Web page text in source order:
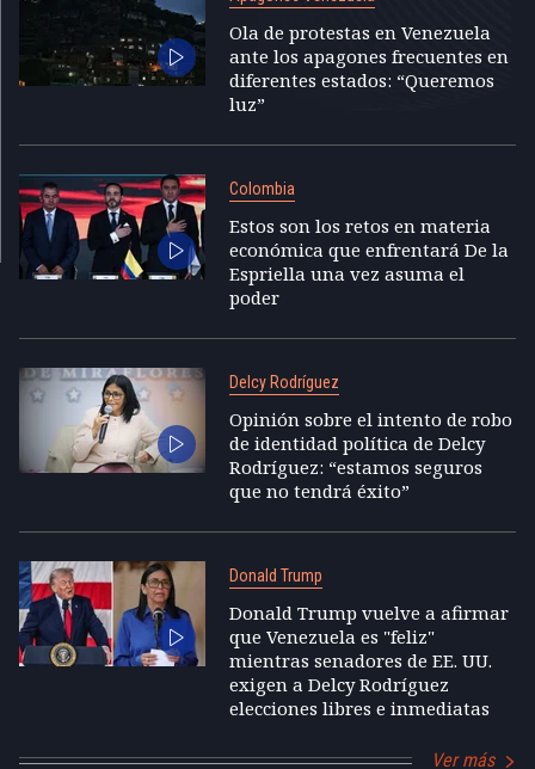
Ola de protestas en Venezuela
ante los apagones frecuentes en
diferentes estados: “Queremos
luz”
Colombia
Estos son los retos en materia
económica que enfrentará De la
Espriella una vez asuma el
poder
Delcy Rodríguez
Opinión sobre el intento de robo
de identidad política de Delcy
Rodríguez: “estamos seguros
que no tendrá éxito”
Donald Trump
Donald Trump vuelve a afirmar
que Venezuela es "feliz"
mientras senadores de EE. UU.
exigen a Delcy Rodríguez
elecciones libres e inmediatas
Ver más